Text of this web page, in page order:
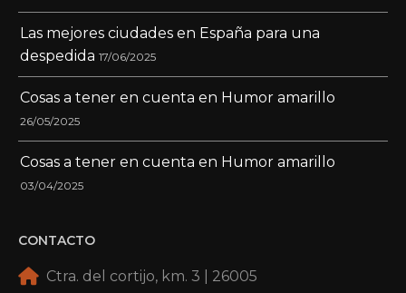
Las mejores ciudades en España para una
despedida 17/06/2025
Cosas a tener en cuenta en Humor amarillo
26/05/2025
Cosas a tener en cuenta en Humor amarillo
03/04/2025
CONTACTO
Ctra. del cortijo, km. 3 | 26005